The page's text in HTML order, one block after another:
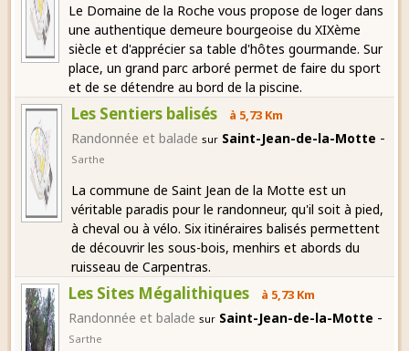
Le Domaine de la Roche vous propose de loger dans
une authentique demeure bourgeoise du XIXème
siècle et d'apprécier sa table d'hôtes gourmande. Sur
place, un grand parc arboré permet de faire du sport
et de se détendre au bord de la piscine.
Les Sentiers balisés à 5,73 Km
Randonnée et balade sur Saint-Jean-de-la-Motte -
Sarthe
La commune de Saint Jean de la Motte est un
véritable paradis pour le randonneur, qu'il soit à pied,
à cheval ou à vélo. Six itinéraires balisés permettent
de découvrir les sous-bois, menhirs et abords du
ruisseau de Carpentras.
Les Sites Mégalithiques à 5,73 Km
Randonnée et balade sur Saint-Jean-de-la-Motte -
Sarthe